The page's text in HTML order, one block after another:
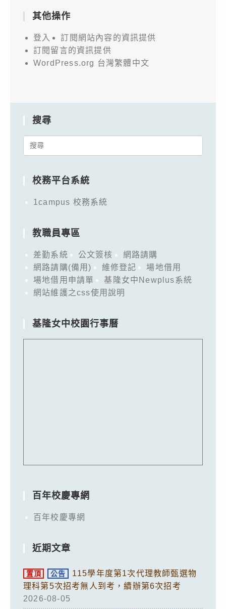
其他操作
登入
訂閱網站內容的資訊提供
訂閱留言的資訊提供
WordPress.org 台灣繁體中文
搜尋
Search
校務平台系統
1campus 校務系統
教職員專區
差勤系統 公文簽核
網路請購
網路請購(備用)
維修登記
場地借用
場地借用申請單
基隆女中Newplus系統
網站維護之css使用說明
基隆女中校園行事曆
百年校慶專網
百年校慶專網
近期文章
置頂 公告
115學年度第1次代理教師甄選物
理科第5次招考無人到考，續辦第6次招考
2026-08-05